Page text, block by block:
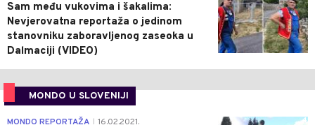
Sam među vukovima i šakalima:
Nevjerovatna reportaža o jedinom
stanovniku zaboravljenog zaseoka u
Dalmaciji (VIDEO)
MONDO U SLOVENIJI
4
MONDO REPORTAŽA 16.02.2021.